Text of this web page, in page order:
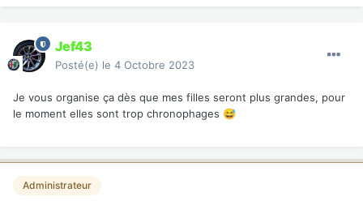
Jef43
Posté(e) le 4 Octobre 2023
Je vous organise ça dès que mes filles seront plus grandes, pour
le moment elles sont trop chronophages 😅
Administrateur